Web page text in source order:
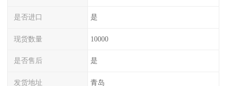
是否进口 是
现货数量 10000
是否售后 是
发货地址 青岛